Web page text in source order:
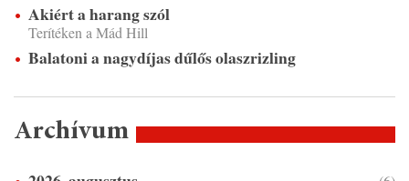
Akiért a harang szól
Terítéken a Mád Hill
Balatoni a nagydíjas dűlős olaszrizling
Archívum